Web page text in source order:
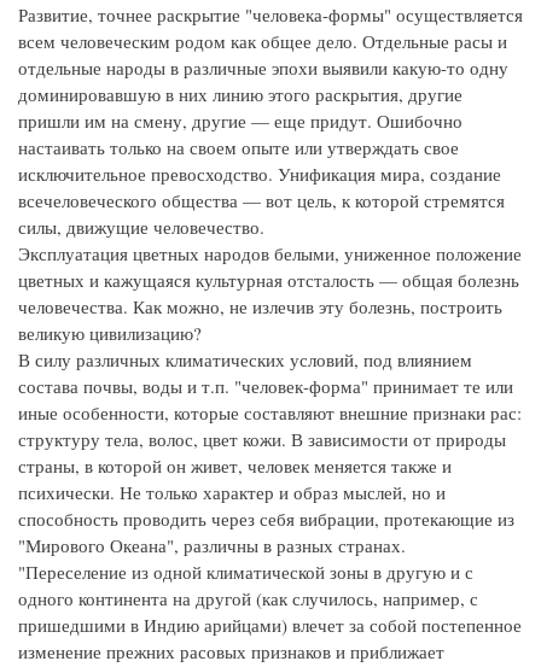
Развитие, точнее раскрытие "человека-формы" осуществляется
всем человеческим родом как общее дело. Отдельные расы и
отдельные народы в различные эпохи выявили какую-то одну
доминировавшую в них линию этого раскрытия, другие
пришли им на смену, другие — еще придут. Ошибочно
настаивать только на своем опыте или утверждать свое
исключительное превосходство. Унификация мира, создание
всечеловеческого общества — вот цель, к которой стремятся
силы, движущие человечество.
Эксплуатация цветных народов белыми, униженное положение
цветных и кажущаяся культурная отсталость — общая болезнь
человечества. Как можно, не излечив эту болезнь, построить
великую цивилизацию?
В силу различных климатических условий, под влиянием
состава почвы, воды и т.п. "человек-форма" принимает те или
иные особенности, которые составляют внешние признаки рас:
структуру тела, волос, цвет кожи. В зависимости от природы
страны, в которой он живет, человек меняется также и
психически. Не только характер и образ мыслей, но и
способность проводить через себя вибрации, протекающие из
"Мирового Океана", различны в разных странах.
"Переселение из одной климатической зоны в другую и с
одного континента на другой (как случилось, например, с
пришедшими в Индию арийцами) влечет за собой постепенное
изменение прежних расовых признаков и приближает